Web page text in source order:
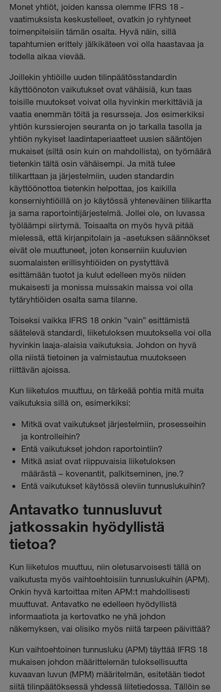
Monet yhtiöt, joiden kanssa olemme IFRS 18 -
vaatimuksista keskustelleet, ovatkin jo ryhtyneet
toimenpiteisiin tämän osalta. Hyvä näin, sillä
tapahtumien erittely jälkikäteen voi olla haastavaa ja
todella aikaa vievää.
Joillekin yhtiöille uuden tilinpäätösstandardin
käyttöönoton vaikutukset ovat vähäisiä, kun taas
toisille muutokset voivat olla hyvinkin merkittäviä ja
vaatia enemmän töitä ja resursseja. Jos esimerkiksi
yhtiön kurssierojen seuranta on jo tarkalla tasolla ja
yhtiön nykyiset laadintaperiaatteet uusien sääntöjen
mukaiset (siltä osin kuin on mahdollista), on työmäärä
tietenkin tältä osin vähäisempi. Ja mitä tulee
tilikarttaan ja järjestelmiin, uuden standardin
käyttöönottoa tietenkin helpottaa, jos kaikilla
konserniyhtiöillä on jo käytössä yhteneväinen tilikartta
ja sama raportointijärjestelmä. Jollei ole, on luvassa
työläämpi siirtymä. Toisaalta on myös hyvä pitää
mielessä, että kirjanpitolain ja -asetuksen säännökset
eivät ole muuttuneet, joten konserniin kuuluvien
suomalaisten erillisyhtiöiden on pystyttävä
esittämään tuotot ja kulut edelleen myös niiden
mukaisesti ja monissa muissakin maissa voi olla
tytäryhtiöiden osalta sama tilanne.
Toiseksi vaikka IFRS 18 onkin ”vain” esittämistä
säätelevä standardi, liiketuloksen muutoksella voi olla
hyvinkin laaja-alaisia vaikutuksia. Johdon on hyvä
olla niistä tietoinen ja valmistautua muutokseen
riittävän ajoissa.
Kun liiketulos muuttuu, on tärkeää pohtia mitä muita
vaikutuksia sillä on, esimerkiksi:
Mitkä ovat vaikutukset järjestelmiin, prosesseihin
ja kontrolleihin?
Entä vaikutukset johdon raportointiin?
Mitkä asiat ovat riippuvaisia liiketuloksen
määrästä – kovenantit, palkitseminen, jne.?
Entä vaikutukset käytössä oleviin tunnuslukuihin?
Antavatko tunnusluvut
jatkossakin hyödyllistä
tietoa?
Kun liiketulos muuttuu, niin oletusarvoisesti tällä on
vaikutusta myös vaihtoehtoisiin tunnuslukuihin (APM).
Onkin hyvä kartoittaa miten APM:t mahdollisesti
muuttuvat. Antavatko ne edelleen hyödyllistä
informaatiota ja kertovatko ne yhä johdon
näkemyksen, vai olisiko myös niitä tarpeen päivittää?
Kun vaihtoehtoinen tunnusluku (APM) täyttää IFRS 18
mukaisen johdon määrittelemän tuloksellisuutta
kuvaavan luvun (MPM) määritelmän, esitetään tiedot
siitä tilinpäätöksessä yhdessä liitetiedossa. Tällöin se